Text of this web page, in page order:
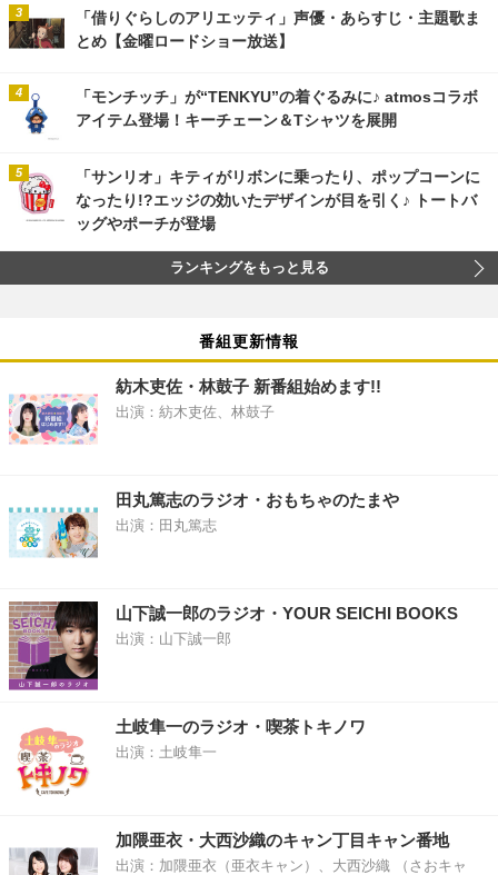
「借りぐらしのアリエッティ」声優・あらすじ・主題歌ま
とめ【金曜ロードショー放送】
「モンチッチ」が“TENKYU”の着ぐるみに♪ atmosコラボ
アイテム登場！キーチェーン＆Tシャツを展開
「サンリオ」キティがリボンに乗ったり、ポップコーンに
なったり!?エッジの効いたデザインが目を引く♪ トートバ
ッグやポーチが登場
ランキングをもっと見る
番組更新情報
紡木吏佐・林鼓子 新番組始めます!!
出演：紡木吏佐、林鼓子
田丸篤志のラジオ・おもちゃのたまや
出演：田丸篤志
山下誠一郎のラジオ・YOUR SEICHI BOOKS
出演：山下誠一郎
土岐隼一のラジオ・喫茶トキノワ
出演：土岐隼一
加隈亜衣・大西沙織のキャン丁目キャン番地
出演：加隈亜衣（亜衣キャン）、大西沙織 （さおキャ